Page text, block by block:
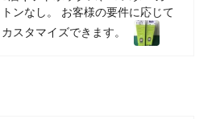
トンなし。 お客様の要件に応じて
カスタマイズできます。